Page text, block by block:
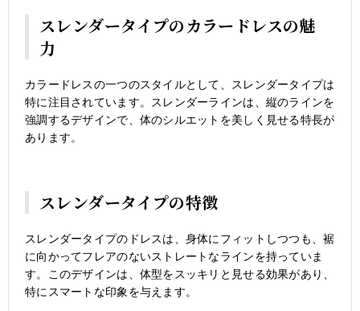
スレンダータイプのカラードレスの魅
力
カラードレスの一つのスタイルとして、スレンダータイプは
特に注目されています。スレンダーラインは、縦のラインを
強調するデザインで、体のシルエットを美しく見せる特長が
あります。
スレンダータイプの特徴
スレンダータイプのドレスは、身体にフィットしつつも、裾
に向かってフレアのないストレートなラインを持っていま
す。このデザインは、体型をスッキリと見せる効果があり、
特にスマートな印象を与えます。